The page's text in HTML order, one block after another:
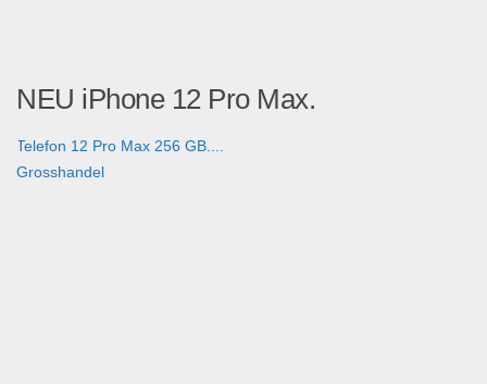
NEU iPhone 12 Pro Max.
Telefon 12 Pro Max 256 GB....
Grosshandel